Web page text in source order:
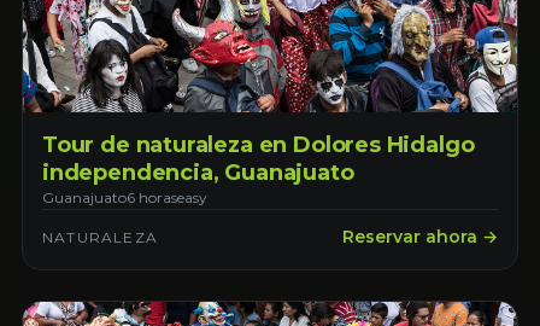
Tour de naturaleza en Dolores Hidalgo
independencia, Guanajuato
Guanajuato6 horaseasy
NATURALEZA Reservar ahora →